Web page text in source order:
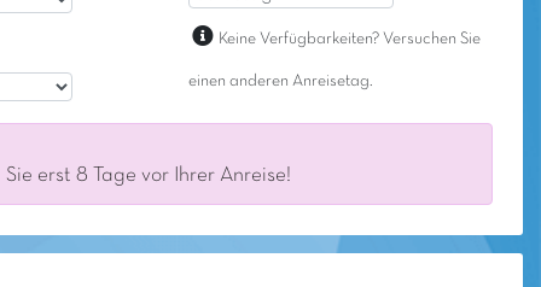
Keine Verfügbarkeiten? Versuchen Sie
einen anderen Anreisetag.
erst 8 Tage vor Ihrer Anreise!